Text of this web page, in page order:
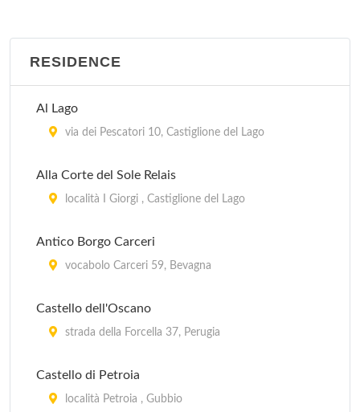
Casale Baldelli
Casale Boschetto
Casalfarneto
Casali della Ghisleria
RESIDENCE
Al Lago
via dei Pescatori 10, Castiglione del Lago
Alla Corte del Sole Relais
località I Giorgi , Castiglione del Lago
Antico Borgo Carceri
vocabolo Carceri 59, Bevagna
Castello dell'Oscano
strada della Forcella 37, Perugia
Castello di Petroia
località Petroia , Gubbio